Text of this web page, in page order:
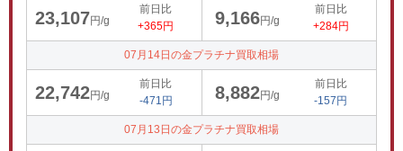
23,107円/g
前日比
+365円
9,166円/g
前日比
+284円
07月14日の金プラチナ買取相場
22,742円/g
前日比
-471円
8,882円/g
前日比
-157円
07月13日の金プラチナ買取相場